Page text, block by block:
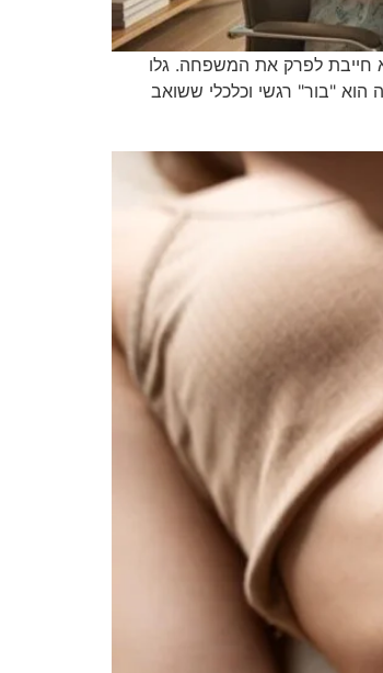
ירושה לא חייבת לפרק את המשפחה. גלו
לשמירה על הנכסים ועל הקשרים המשפחתיים ב-2026. סכסוך על ירושה הוא "בור" רגשי וכלכלי ששואב